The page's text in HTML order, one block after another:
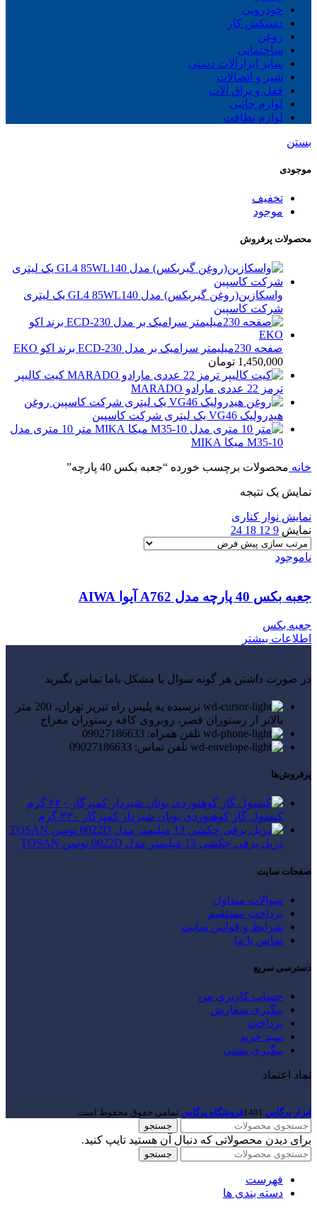
خودرویی
دستکش کار
روغن
ساختمانی
سایز ابزارآلات دستی
شیر و اتصالات
قفل و یراق آلات
لوازم جانبی
لوازم نظافت
بستن
موجودی
تخفیف
موجود
محصولات پرفروش
واسکازین(روغن گیربکس) مدل GL4 85WL140 یک لیتری
شرکت کاسپین
صفحه 230میلیمتر سرامیک بر مدل ECD-230 برند اکو EKO
1,450,000 تومان
کیت کالیپر
ترمز 22 عددی مارادو MARADO
روغن
هیدرولیک VG46 یک لیتری شرکت کاسپین
متر 10 متری مدل
M35-10 میکا MIKA
خانه محصولات برچسب خورده “جعبه بکس 40 پارچه”
نمایش یک نتیجه
نمایش نوار کناری
نمایش 9
12
18
24
ناموجود
جعبه بکس 40 پارچه مدل A762 آیوا AIWA
جعبه بکس
اطلاعات بیشتر
در صورت داشتن هر گونه سوال یا مشکل باما تماس بگیرید
نرسیده به پلیس راه تبریز تهران، 200 متر
بالاتر از رستوران قصر، روبروی کافه رستوران معراج
تلفن همراه: 09027186633
تلفن تماس: 09027186633
پرفروش‌ها
کپسول گاز کوهنوردی بوتان شیردار کمپرگاز ۲۲۰ گرم
دریل برقی چکشی 13 میلیمتر مدل 0022D توسن TOSAN
صفحات سایت
سوالات متداول
پرداخت مستقیم
شرایط و قوانین سایت
تماس با ما
دسترسی سریع
حساب کاربری من
پیگیری سفارش
پرداخت
سبد خرید
پیگیری پستی
نماد اعتماد
ابزار پرگاس 1401فروشگاه پرگاس.تمامی حقوق محفوظ است.
جستجو
برای دیدن محصولاتی که دنبال آن هستید تایپ کنید.
جستجو
فهرست
دسته بندی ها